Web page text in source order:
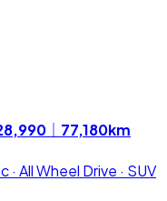
｜77,180km
· All Wheel Drive · SUV